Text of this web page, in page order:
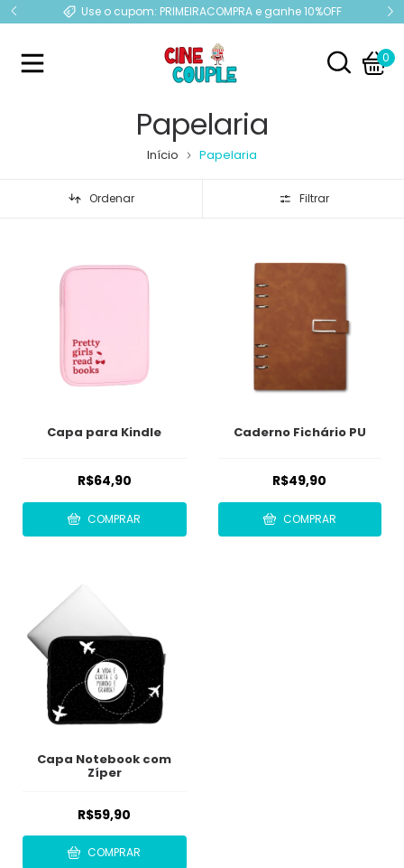
Use o cupom: PRIMEIRACOMPRA e ganhe 10%OFF
0
Papelaria
Início Papelaria
Ordenar Filtrar
Capa para Kindle
R$64,90
COMPRAR
Caderno Fichário PU
R$49,90
COMPRAR
Capa Notebook com
Zíper
R$59,90
COMPRAR